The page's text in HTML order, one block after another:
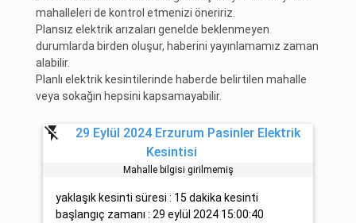
mahalleleri de kontrol etmenizi öneririz.
Plansız elektrik arızaları genelde beklenmeyen
durumlarda birden oluşur, haberini yayınlamamız zaman
alabilir.
Planlı elektrik kesintilerinde haberde belirtilen mahalle
veya sokağın hepsini kapsamayabilir.
flash_off
29 Eylül 2024 Erzurum Pasinler Elektrik
Kesintisi
Mahalle bilgisi girilmemiş
yaklaşık kesinti süresi : 15 dakika kesinti
başlangıç zamanı : 29 eylül 2024 15:00:40